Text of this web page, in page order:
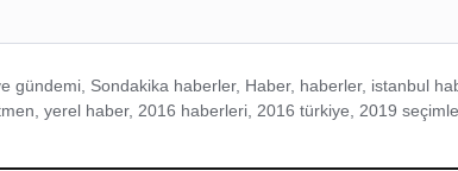
gündemi, Sondakika haberler, Haber, haberler, istanbul
yerel haber, 2016 haberleri, 2016 türkiye, 2019